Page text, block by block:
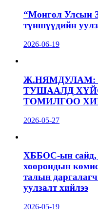
“Монгол Улсын
түншүүдийн
2026-06-19
Ж.НЯМДУЛАМ:
ТУШААЛД
ТОМИЛГОО
2026-05-27
ХББОС-ын
хоорондын
талын
уулзалт хийлээ
2026-05-19